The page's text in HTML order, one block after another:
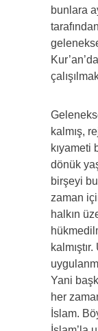
bunlara
kalmış,
kıyameti
dönük
birşeyi
zaman
halkın
Yani
her
İslam.